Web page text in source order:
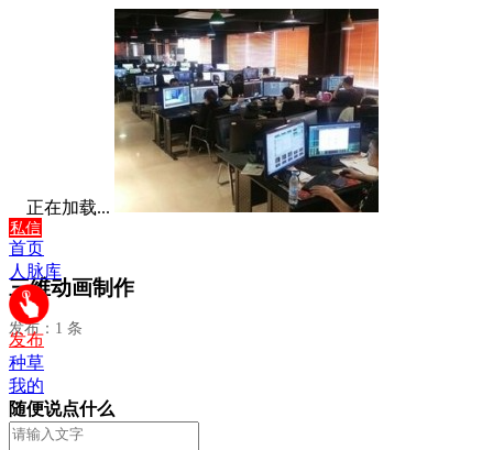
私信
三维动画制作
发布：1 条
正在加载...
首页
人脉库
发布
种草
我的
随便说点什么